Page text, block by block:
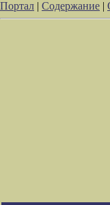
Портал | Содержание |